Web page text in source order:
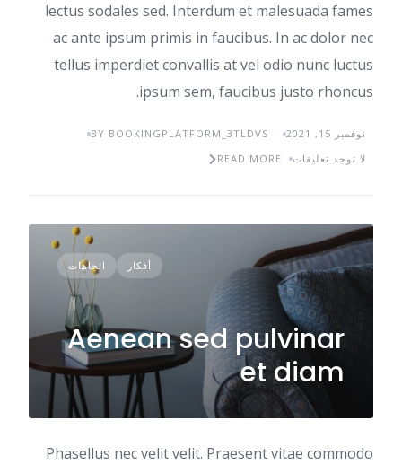
lectus sodales sed. Interdum et malesuada fames
ac ante ipsum primis in faucibus. In ac dolor nec
tellus imperdiet convallis at vel odio nunc luctus
ipsum sem, faucibus justo rhoncus.
نوفمبر 15, 2021
BY BOOKINGPLATFORM_3TLDVS
لا توجد تعليقات
READ MORE
أفكار اتجاهات
Aenean sed pulvinar
et diam
Phasellus nec velit velit. Praesent vitae commodo